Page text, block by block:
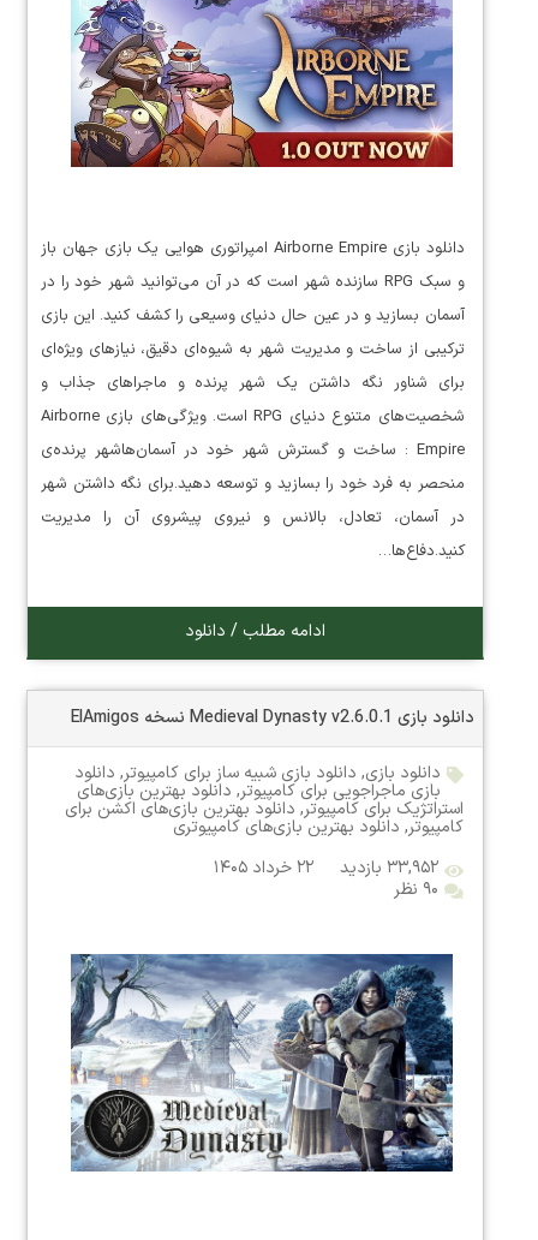
دانلود بازی Airborne Empire امپراتوری هوایی یک بازی جهان باز
و سبک RPG سازنده شهر است که در آن می‌توانید شهر خود را در
آسمان بسازید و در عین حال دنیای وسیعی را کشف کنید. این بازی
ترکیبی از ساخت و مدیریت شهر به شیوه‌ای دقیق، نیازهای ویژه‌ای
برای شناور نگه داشتن یک شهر پرنده و ماجراهای جذاب و
شخصیت‌های متنوع دنیای RPG است. ویژگی‌های بازی Airborne
Empire : ساخت و گسترش شهر خود در آسمان‌هاشهر پرنده‌ی
منحصر به فرد خود را بسازید و توسعه دهید.برای نگه داشتن شهر
در آسمان، تعادل، بالانس و نیروی پیشروی آن را مدیریت
کنید.دفاع‌ها…
ادامه مطلب / دانلود
دانلود بازی Medieval Dynasty v2.6.0.1 نسخه ElAmigos
دانلود بازی, دانلود بازی شبیه ساز برای کامپیوتر, دانلود
بازی ماجراجویی برای کامپیوتر, دانلود بهترین بازی‌های
استراتژیک برای کامپیوتر, دانلود بهترین بازی‌های اکشن برای
کامپیوتر, دانلود بهترین بازی‌های کامپیوتری
۳۳,۹۵۲ بازدید
۲۲ خرداد ۱۴۰۵
۹۰ نظر